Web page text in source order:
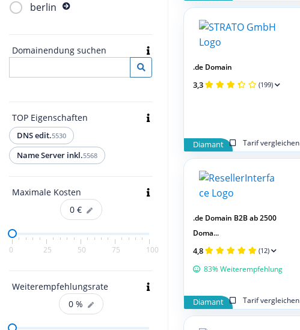
berlin
Domainendung suchen
TOP Eigenschaften
DNS edit.5530
Name Server inkl.5568
Maximale Kosten
0 €
0 25 50 75 100
Weiterempfehlungsrate
0 %
Diamant Tarif vergleichen
.de Domain
3,3 (199)
Diamant Tarif vergleichen
.de Domain B2B ab 2500
Doma...
4,8 (12)
83% Weiterempfehlung